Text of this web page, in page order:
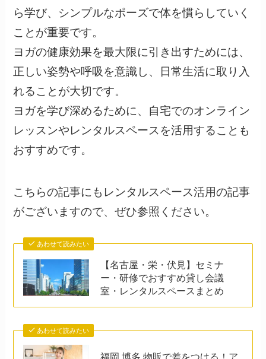
ら学び、シンプルなポーズで体を慣らしていく
ことが重要です。
ヨガの健康効果を最大限に引き出すためには、
正しい姿勢や呼吸を意識し、日常生活に取り入
れることが大切です。
ヨガを学び深めるために、自宅でのオンライン
レッスンやレンタルスペースを活用することも
おすすめです。
こちらの記事にもレンタルスペース活用の記事
がございますので、ぜひ参照ください。
あわせて読みたい
【名古屋・栄・伏見】セミナ
ー・研修でおすすめ貸し会議
室・レンタルスペースまとめ
あわせて読みたい
福岡 博多 物販で差をつける！ア